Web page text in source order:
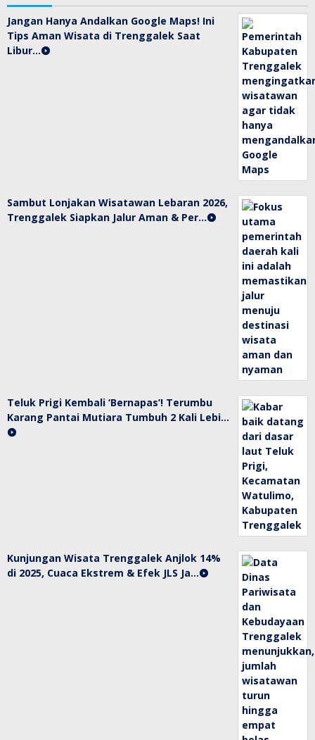
Jangan Hanya Andalkan Google Maps! Ini
Tips Aman Wisata di Trenggalek Saat
Libur…
Sambut Lonjakan Wisatawan Lebaran 2026,
Trenggalek Siapkan Jalur Aman & Per…
Teluk Prigi Kembali ‘Bernapas’! Terumbu
Karang Pantai Mutiara Tumbuh 2 Kali Lebi…
Kunjungan Wisata Trenggalek Anjlok 14%
di 2025, Cuaca Ekstrem & Efek JLS Ja…